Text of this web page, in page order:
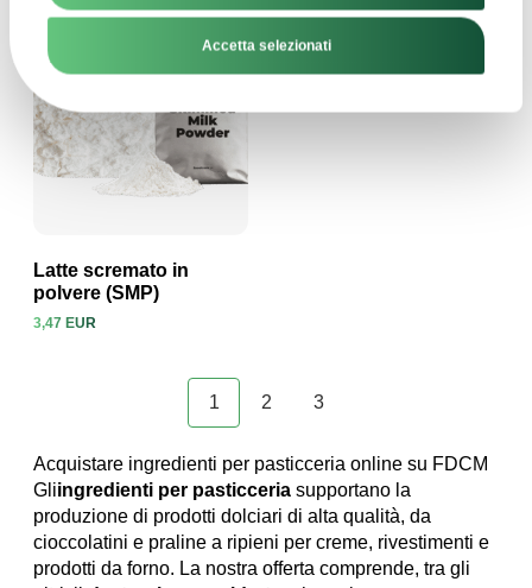
Accetta selezionati
Visualizza prodotto
Latte scremato in
polvere (SMP)
3,47 EUR
1 2 3
Acquistare ingredienti per pasticceria online su FDCM
Gliingredienti per pasticceria supportano la
produzione di prodotti dolciari di alta qualità, da
cioccolatini e praline a ripieni per creme, rivestimenti e
prodotti da forno. La nostra offerta comprende, tra gli